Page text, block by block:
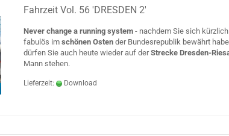
Fahrzeit Vol. 56 'DRESDEN 2'
Never change a running system - nachdem Sie sich
fabulös im schönen Osten der Bundesrepublik bewährt
dürfen Sie auch heute wieder auf derStrecke Dresden-
Mann stehen.
Lieferzeit: Download